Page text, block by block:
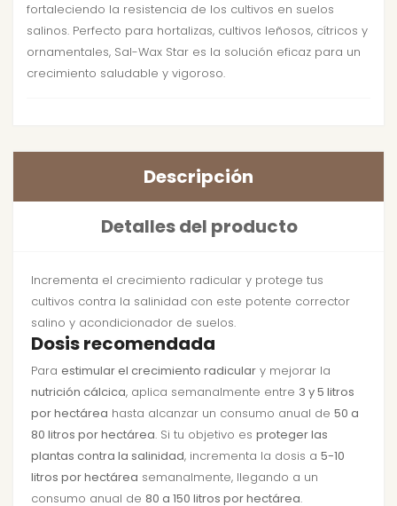
fortaleciendo la resistencia de los cultivos en suelos
salinos. Perfecto para hortalizas, cultivos leñosos, cítricos y
ornamentales, Sal-Wax Star es la solución eficaz para un
crecimiento saludable y vigoroso.
Descripción
Detalles del producto
Incrementa el crecimiento radicular y protege tus
cultivos contra la salinidad con este potente corrector
salino y acondicionador de suelos.
Dosis recomendada
Para estimular el crecimiento radicular y mejorar la
nutrición cálcica, aplica semanalmente entre 3 y 5 litros
por hectárea hasta alcanzar un consumo anual de 50 a
80 litros por hectárea. Si tu objetivo es proteger las
plantas contra la salinidad, incrementa la dosis a 5-10
litros por hectárea semanalmente, llegando a un
consumo anual de 80 a 150 litros por hectárea.